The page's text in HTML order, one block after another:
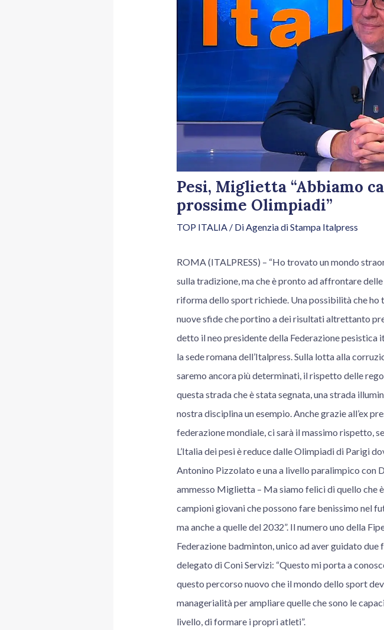
Pesi, Miglietta “Abbiamo
prossime Olimpiadi”
TOP ITALIA/ DiAgenzia di Stampa Italpress
ROMA (ITALPRESS) – “Ho trovato un mondo
sulla tradizione, ma che è pronto ad affrontare
riforma dello sport richiede. Una possibilità che ho
nuove sfide che portino a dei risultati altrettanto
detto il neo presidente della Federazione
la sede romana dell’Italpress. Sulla lotta alla
saremo ancora più determinati, il rispetto delle
questa strada che è stata segnata, una strada
nostra disciplina un esempio. Anche grazie all’ex
federazione mondiale, ci sarà il massimo rispetto,
L’Italia dei pesi è reduce dalle Olimpiadi di Parigi
Antonino Pizzolato e una a livello paralimpico con
ammesso Miglietta – Ma siamo felici di quello che
campioni giovani che possono fare benissimo nel
ma anche a quelle del 2032”. Il numero uno della
Federazione badminton, unico ad aver guidato
delegato di Coni Servizi: “Questo mi porta a
questo percorso nuovo che il mondo dello sport
managerialità per ampliare quelle che sono le
livello, di formare i propri atleti”.